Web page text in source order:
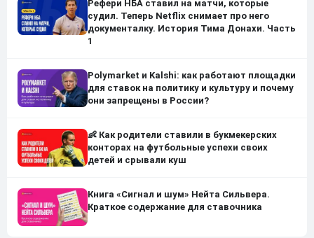
Рефери НБА ставил на матчи, которые
судил. Теперь Netflix снимает про него
документалку. История Тима Донахи. Часть
1
Polymarket и Kalshi: как работают площадки
для ставок на политику и культуру и почему
они запрещены в России?
👶 Как родители ставили в букмекерских
конторах на футбольные успехи своих
детей и срывали куш
Книга «Сигнал и шум» Нейта Сильвера.
Краткое содержание для ставочника